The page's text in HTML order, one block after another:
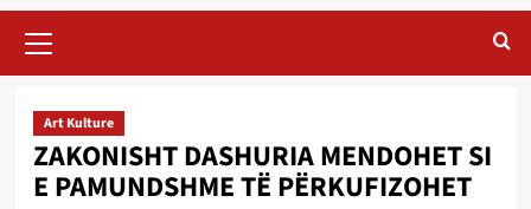
Menu
Art Kulture
ZAKONISHT DASHURIA MENDOHET SI
E PAMUNDSHME TË PËRKUFIZOHET